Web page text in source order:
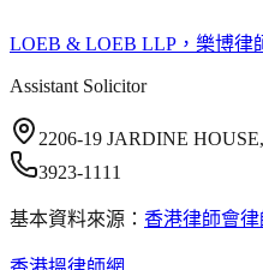
LOEB & LOEB LLP ，樂博
Assistant Solicitor
2206-19 JARDINE
3923-1111
基本資料來源： 香港律師會